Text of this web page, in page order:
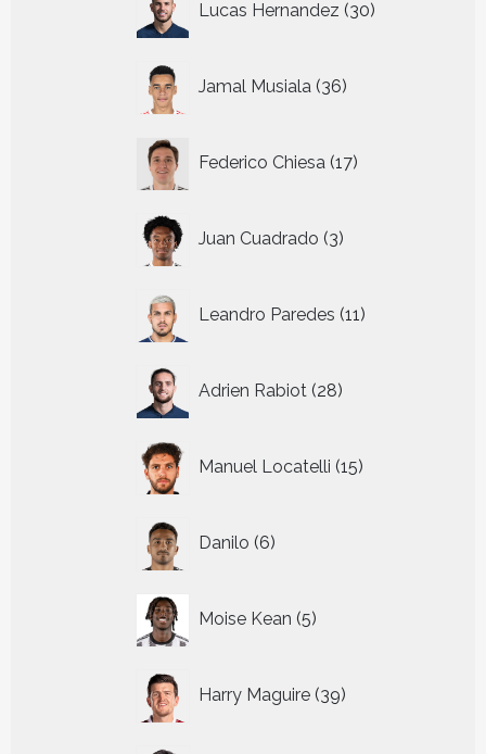
Lucas Hernandez 30
producten
Jamal Musiala 36
producten
Federico Chiesa 17
producten
Juan Cuadrado 3
producten
Leandro Paredes 11
producten
Adrien Rabiot 28
producten
Manuel Locatelli 15
producten
Danilo 6
producten
Moise Kean 5
producten
Harry Maguire 39
producten